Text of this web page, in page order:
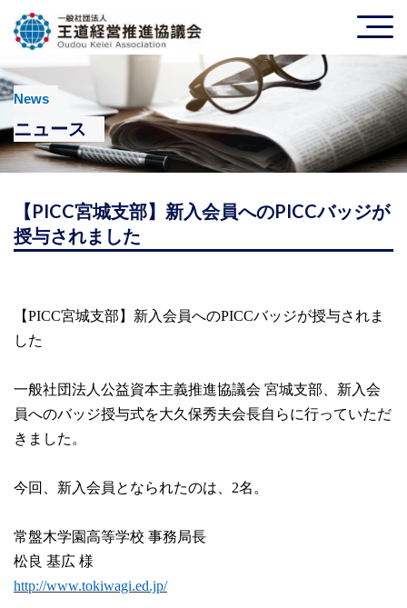
News
ニュース
【PICC宮城支部】新入会員へのPICCバッジが
授与されました
【PICC宮城支部】新入会員へのPICCバッジが授与されま
した
一般社団法人公益資本主義推進協議会 宮城支部、新入会
員へのバッジ授与式を大久保秀夫会長自らに行っていただ
きました。
今回、新入会員となられたのは、 2名。
常盤木学園高等学校 事務局長
松良 基広 様
http://www.tokiwagi.ed.jp/